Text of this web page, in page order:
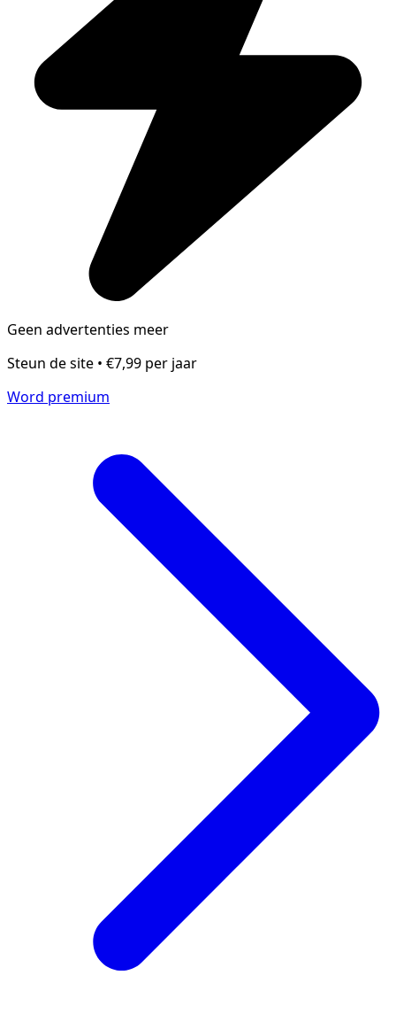
Geen advertenties meer
Steun de site • €7,99 per jaar
Word premium